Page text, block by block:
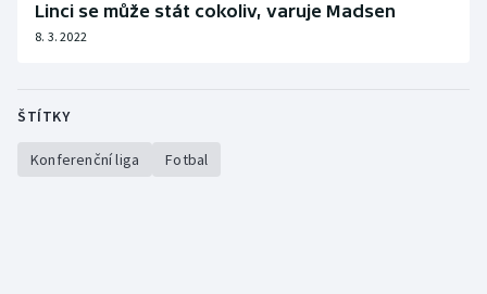
Linci se může stát cokoliv, varuje Madsen
8. 3. 2022
ŠTÍTKY
Konferenční liga Fotbal